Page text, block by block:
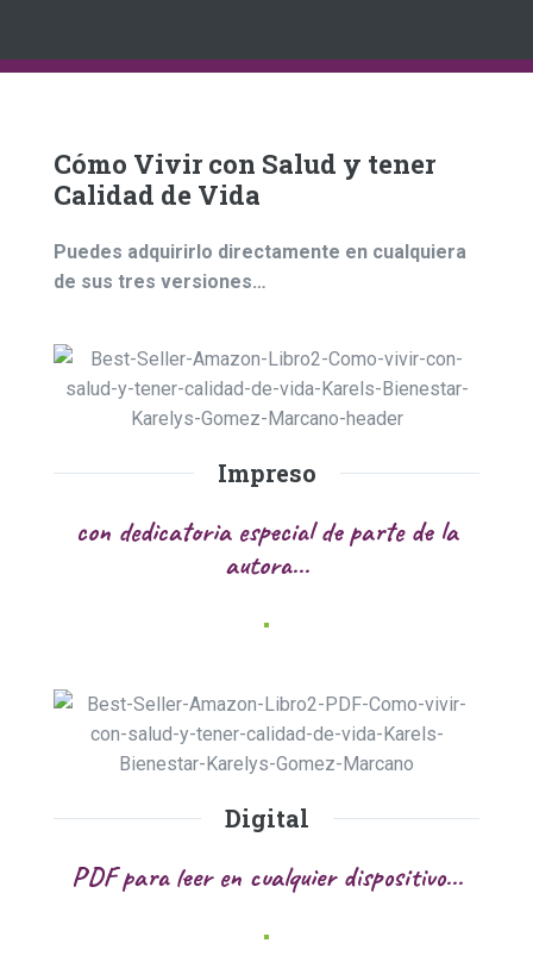
Cómo Vivir con Salud y tener
Calidad de Vida
Puedes adquirirlo directamente en cualquiera
de sus tres versiones…
Impreso
con dedicatoria especial de parte de la
autora...
Digital
PDF para leer en cualquier dispositivo...